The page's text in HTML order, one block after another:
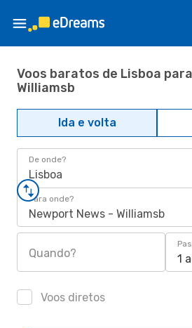
Voos baratos de Lisboa
Williamsb
Ida e volta
De onde?
Lisboa
Para onde?
Newport News - Williamsb
Quando? 1
Voos diretos